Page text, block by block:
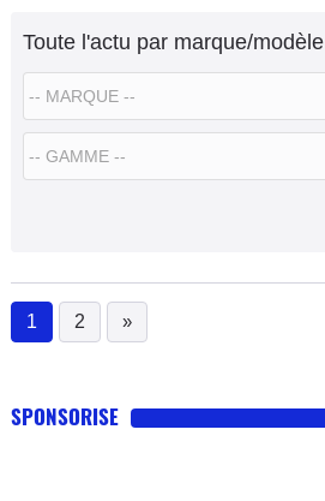
Toute l'actu par marque/modèle
1
(current)
2 »
SPONSORISE